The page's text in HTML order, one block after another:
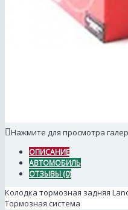
Нажмите для просмотра
ОПИСАНИЕ
АВТОМОБИЛЬ
ОТЗЫВЫ (0)
Колодка тормозная задняя
Тормозная система